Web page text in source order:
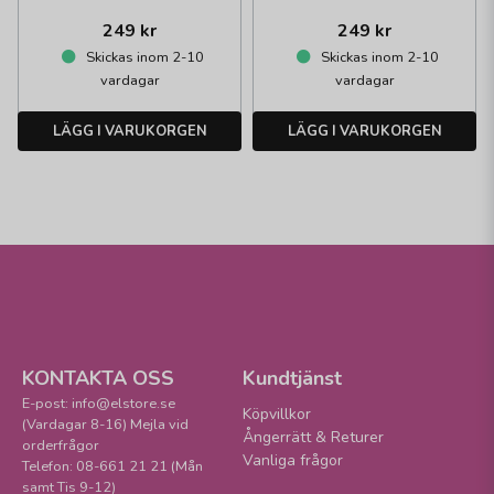
249 kr
Skickas inom 2-10
vardagar
LÄGG I VARUKORGEN
249 kr
Skickas inom 2-10
vardagar
LÄGG I VARUKORGEN
KONTAKTA OSS
E-post: info@elstore.se
(Vardagar 8-16) Mejla vid
orderfrågor
Telefon: 08-661 21 21 (Mån
samt Tis 9-12)
Kundtjänst
Köpvillkor
Ångerrätt & Returer
Vanliga frågor